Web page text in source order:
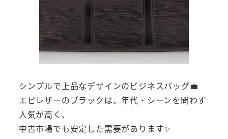
シンプルで上品なデザインのビジネスバッグ💼
エピレザーのブラックは、年代・シーンを問わず
人気が高く、
中古市場でも安定した需要があります✨